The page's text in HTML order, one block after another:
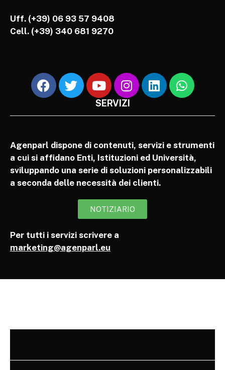
Uff. (+39) 06 93 57 9408
Cell. (+39) 340 681 9270
SERVIZI
Agenparl dispone di contenuti, servizi e strumenti
a cui si affidano Enti, Istituzioni ed Università,
sviluppando una serie di soluzioni personalizzabili
a seconda delle necessità dei clienti.
NOTIZIARIO
Per tutti i servizi scrivere a
marketing@agenparl.eu